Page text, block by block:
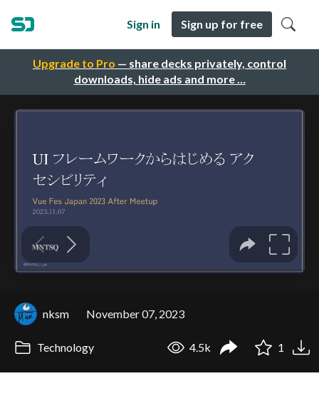
Upgrade to Pro — share decks privately, control
downloads, hide ads and more …
Sign in Sign up for free
nksm November 07, 2023
Technology 4.5k 1